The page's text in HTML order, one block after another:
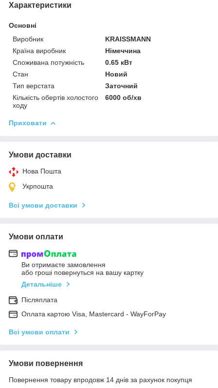
Характеристики
Основні
Виробник
KRAISSMANN
Країна виробник
Німеччина
Споживана потужність
0.65 кВт
Стан
Новий
Тип верстата
Заточний
Кількість обертів холостого
ходу
6000 об/хв
Приховати
Умови доставки
Нова Пошта
Укрпошта
Всі умови доставки
Умови оплати
Ви отримаєте замовлення
або гроші повернуться на вашу картку
Детальніше
Післяплата
Оплата картою Visa, Mastercard - WayForPay
Всі умови оплати
Умови повернення
Повернення товару впродовж 14 днів за рахунок покупця